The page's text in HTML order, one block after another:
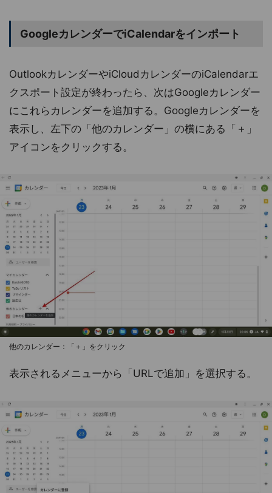
GoogleカレンダーでiCalendarをインポート
OutlookカレンダーやiCloudカレンダーのiCalendarエ
クスポート設定が終わったら、次はGoogleカレンダー
にこれらカレンダーを追加する。Googleカレンダーを
表示し、左下の「他のカレンダー」の横にある「＋」
アイコンをクリックする。
他のカレンダー：「＋」をクリック
表示されるメニューから「URLで追加」を選択する。